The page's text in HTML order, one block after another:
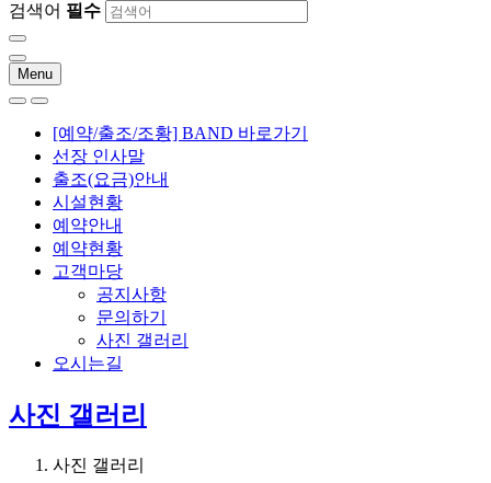
검색어 필수
Menu
[예약/출조/조황] BAND 바로가기
선장 인사말
출조(요금)안내
시설현황
예약안내
예약현황
고객마당
공지사항
문의하기
사진 갤러리
오시는길
사진 갤러리
사진 갤러리